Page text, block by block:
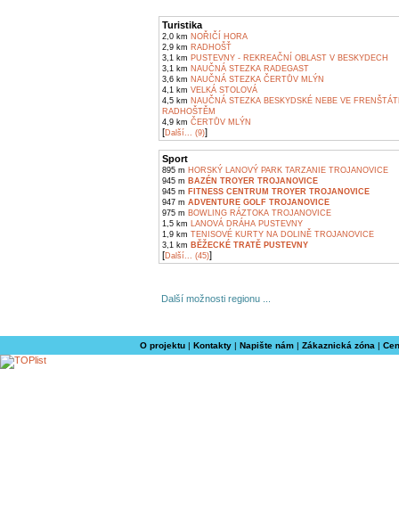
Turistika
2,0 km NOŘIČÍ HORA
2,9 km RADHOŠŤ
3,1 km PUSTEVNY - REKREAČNÍ OBLAST V BESKYDECH
3,1 km NAUČNÁ STEZKA RADEGAST
3,6 km NAUČNÁ STEZKA ČERTŮV MLÝN
4,1 km VELKÁ STOLOVÁ
4,5 km NAUČNÁ STEZKA BESKYDSKÉ NEBE VE
RADHOŠTĚM
4,9 km ČERTŮV MLÝN
[Další... (9)]
Sport
895 m HORSKÝ LANOVÝ PARK TARZANIE TROJANOVICE
945 m BAZÉN TROYER TROJANOVICE
945 m FITNESS CENTRUM TROYER TROJANOVICE
947 m ADVENTURE GOLF TROJANOVICE
975 m BOWLING RÁZTOKA TROJANOVICE
1,5 km LANOVÁ DRÁHA PUSTEVNY
1,9 km TENISOVÉ KURTY NA DOLINĚ TROJANOVICE
3,1 km BĚŽECKÉ TRATĚ PUSTEVNY
[Další... (45)]
Další možnosti regionu ...
O projektu| Kontakty| Napište nám| Zákaznická zóna |